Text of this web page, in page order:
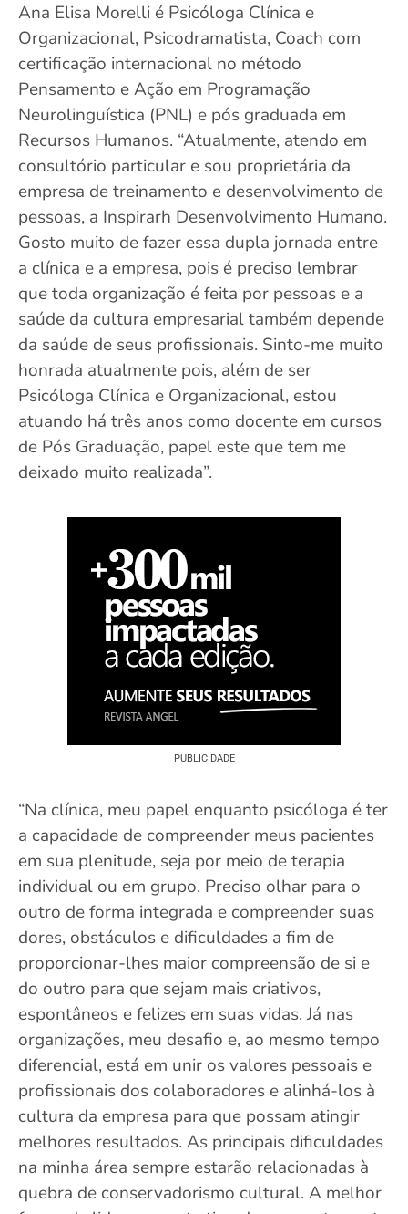
Ana Elisa Morelli é Psicóloga Clínica e
Organizacional, Psicodramatista, Coach com
certificação internacional no método
Pensamento e Ação em Programação
Neurolinguística (PNL) e pós graduada em
Recursos Humanos. “Atualmente, atendo em
consultório particular e sou proprietária da
empresa de treinamento e desenvolvimento de
pessoas, a Inspirarh Desenvolvimento Humano.
Gosto muito de fazer essa dupla jornada entre
a clínica e a empresa, pois é preciso lembrar
que toda organização é feita por pessoas e a
saúde da cultura empresarial também depende
da saúde de seus profissionais. Sinto-me muito
honrada atualmente pois, além de ser
Psicóloga Clínica e Organizacional, estou
atuando há três anos como docente em cursos
de Pós Graduação, papel este que tem me
deixado muito realizada”.
PUBLICIDADE
“Na clínica, meu papel enquanto psicóloga é ter
a capacidade de compreender meus pacientes
em sua plenitude, seja por meio de terapia
individual ou em grupo. Preciso olhar para o
outro de forma integrada e compreender suas
dores, obstáculos e dificuldades a fim de
proporcionar-lhes maior compreensão de si e
do outro para que sejam mais criativos,
espontâneos e felizes em suas vidas. Já nas
organizações, meu desafio e, ao mesmo tempo
diferencial, está em unir os valores pessoais e
profissionais dos colaboradores e alinhá-los à
cultura da empresa para que possam atingir
melhores resultados. As principais dificuldades
na minha área sempre estarão relacionadas à
quebra de conservadorismo cultural. A melhor